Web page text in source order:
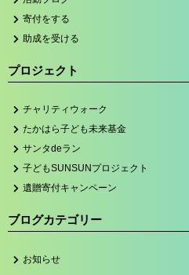
寄付をする
助成を受ける
プロジェクト
チャリティウォーク
たかはら子ども未来基金
サンタdeラン
子どもSUNSUNプロジェクト
遺贈寄付キャンペーン
ブログカテゴリー
お知らせ